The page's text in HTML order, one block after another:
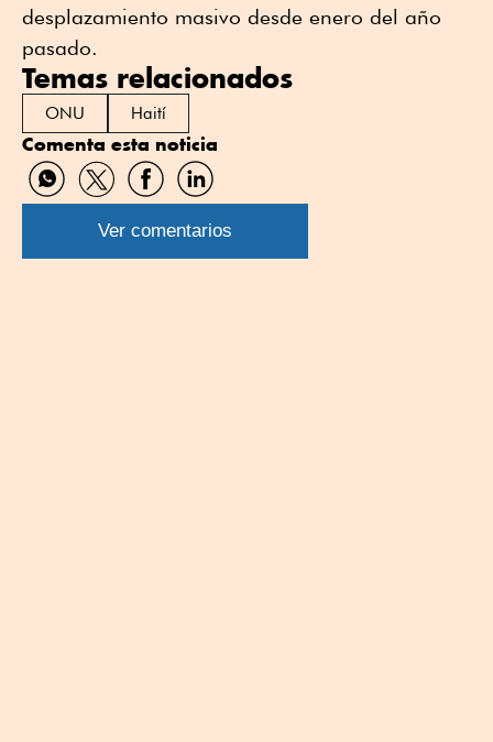
desplazamiento masivo desde enero del año
pasado.
Temas relacionados
ONU Haití
Comenta esta noticia
Compartir
por
WhatsApp
Compartir
por
Twitter
Compartir
por
Facebook
Compartir
por
Linkedin
Ver comentarios